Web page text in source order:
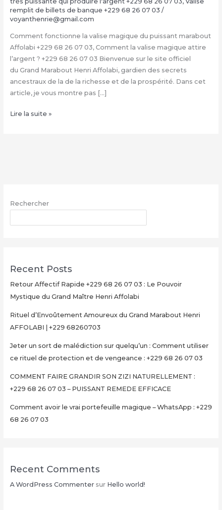
remplit de billets de banque +229 68 26 07 03 /
voyanthenrie@gmail.com
Comment fonctionne la valise magique du puissant marabout
Affolabi +229 68 26 07 03, Comment la valise magique attire
l’argent ? +229 68 26 07 03 Bienvenue sur le site officiel
du Grand Marabout Henri Affolabi, gardien des secrets
ancestraux de la de la richesse et de la prospérité. Dans cet
article, je vous montre pas […]
Condition
07
Valise
Lire la suite »
Rechercher
Recent Posts
Retour Affectif Rapide +229 68 26 07 03 : Le Pouvoir
Mystique du Grand Maître Henri Affolabi
Rituel d’Envoûtement Amoureux du Grand Marabout Henri
AFFOLABI | +229 68260703
Jeter un sort de malédiction sur quelqu’un : Comment utiliser
ce rituel de protection et de vengeance : +229 68 26 07 03
COMMENT FAIRE GRANDIR SON ZIZI NATURELLEMENT :
+229 68 26 07 03 – PUISSANT REMEDE EFFICACE
Comment avoir le vrai portefeuille magique – WhatsApp : +229
68 26 07 03
Recent Comments
A WordPress Commentersur Hello world!